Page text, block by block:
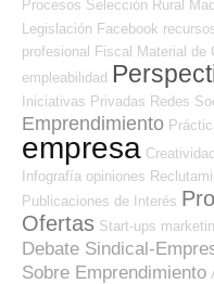
Procesos Selección Rural
Legislación Facebook
profesional Fiscal Material de
empleabilidad
Iniciativas Privadas Redes
Emprendimiento
empresa Creatividad
Infografía opiniones
Publicaciones de Interés
Ofertas Start-ups
Debate Sindical-
Sobre Emprendimiento